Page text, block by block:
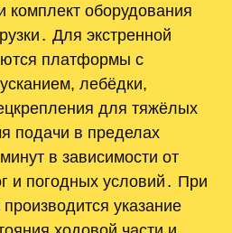
комплект оборудования
Для экстренной
платформы с
лебёдки,
для тяжёлых
подачи в пределах
в зависимости от
и погодных условий․ При
указание